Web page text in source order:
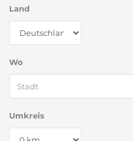
Land
Wo
Umkreis